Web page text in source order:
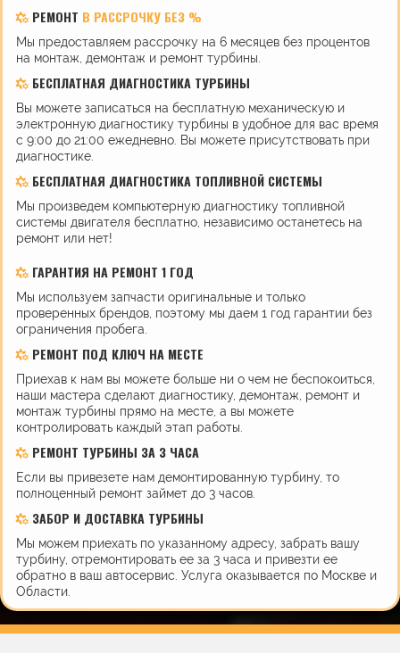
РЕМОНТ В РАССРОЧКУ БЕЗ %
Мы предоставляем рассрочку на 6 месяцев без процентов
на монтаж, демонтаж и ремонт турбины.
БЕСПЛАТНАЯ ДИАГНОСТИКА ТУРБИНЫ
Вы можете записаться на бесплатную механическую и
электронную диагностику турбины в удобное для вас время
с 9:00 до 21:00 ежедневно. Вы можете присутствовать при
диагностике.
БЕСПЛАТНАЯ ДИАГНОСТИКА ТОПЛИВНОЙ СИСТЕМЫ
Мы произведем компьютерную диагностику топливной
системы двигателя бесплатно, независимо останетесь на
ремонт или нет!
ГАРАНТИЯ НА РЕМОНТ 1 ГОД
Мы используем запчасти оригинальные и только
проверенных брендов, поэтому мы даем 1 год гарантии без
ограничения пробега.
РЕМОНТ ПОД КЛЮЧ НА МЕСТЕ
Приехав к нам вы можете больше ни о чем не беспокоиться,
наши мастера сделают диагностику, демонтаж, ремонт и
монтаж турбины прямо на месте, а вы можете
контролировать каждый этап работы.
РЕМОНТ ТУРБИНЫ ЗА 3 ЧАСА
Если вы привезете нам демонтированную турбину, то
полноценный ремонт займет до 3 часов.
ЗАБОР И ДОСТАВКА ТУРБИНЫ
Мы можем приехать по указанному адресу, забрать вашу
турбину, отремонтировать ее за 3 часа и привезти ее
обратно в ваш автосервис. Услуга оказывается по Москве и
Области.